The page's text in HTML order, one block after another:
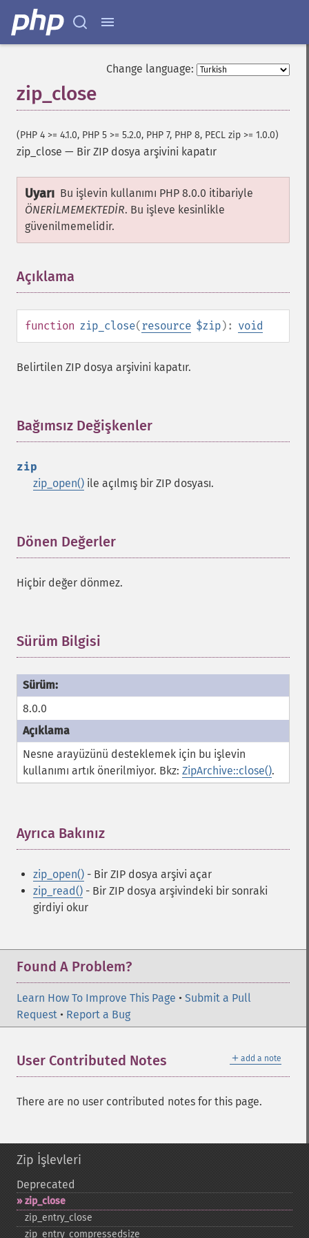
Change language:
zip_close
(PHP 4 >= 4.1.0, PHP 5 >= 5.2.0, PHP 7, PHP 8, PECL zip >= 1.0.0)
zip_close — Bir ZIP dosya arşivini kapatır
Uyarı Bu işlevin kullanımı PHP 8.0.0 itibariyle
ÖNERİLMEMEKTEDİR. Bu işleve kesinlikle
güvenilmemelidir.
Açıklama
function zip_close(resource $zip): void
Belirtilen ZIP dosya arşivini kapatır.
Bağımsız Değişkenler
zip
zip_open() ile açılmış bir ZIP dosyası.
Dönen Değerler
Hiçbir değer dönmez.
Sürüm Bilgisi
8.0.0
Nesne arayüzünü desteklemek için bu işlevin
kullanımı artık önerilmiyor. Bkz: ZipArchive::close().
Ayrıca Bakınız
zip_open() - Bir ZIP dosya arşivi açar
zip_read() - Bir ZIP dosya arşivindeki bir sonraki
girdiyi okur
Found A Problem?
Learn How To Improve This Page • Submit a Pull
Request • Report a Bug
＋ add a note
User Contributed Notes
There are no user contributed notes for this page.
Zip İşlevleri
Deprecated
zip_​close
zip_​entry_​close
zip_​entry_​compressedsize